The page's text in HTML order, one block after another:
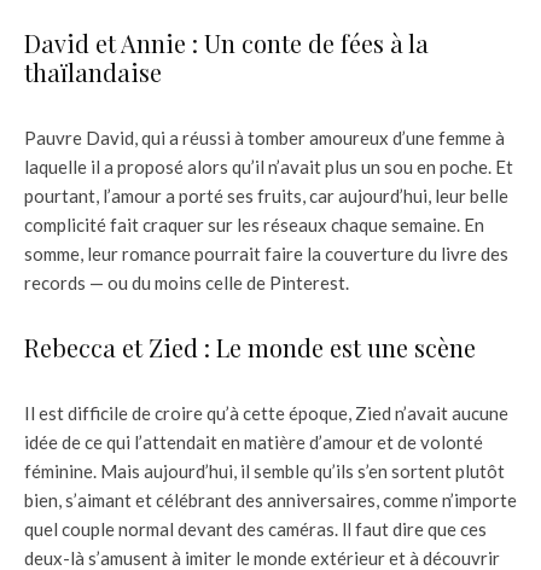
David et Annie : Un conte de fées à la
thaïlandaise
Pauvre David, qui a réussi à tomber amoureux d’une femme à
laquelle il a proposé alors qu’il n’avait plus un sou en poche. Et
pourtant, l’amour a porté ses fruits, car aujourd’hui, leur belle
complicité fait craquer sur les réseaux chaque semaine. En
somme, leur romance pourrait faire la couverture du livre des
records — ou du moins celle de Pinterest.
Rebecca et Zied : Le monde est une scène
Il est difficile de croire qu’à cette époque, Zied n’avait aucune
idée de ce qui l’attendait en matière d’amour et de volonté
féminine. Mais aujourd’hui, il semble qu’ils s’en sortent plutôt
bien, s’aimant et célébrant des anniversaires, comme n’importe
quel couple normal devant des caméras. ll faut dire que ces
deux-là s’amusent à imiter le monde extérieur et à découvrir